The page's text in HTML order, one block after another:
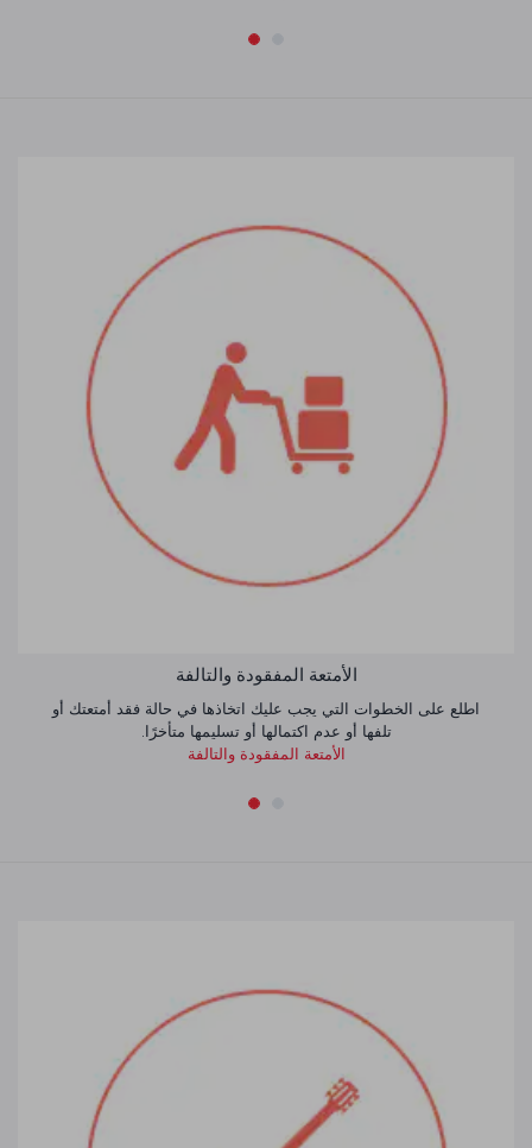
الأمتعة المفقودة والتالفة
اطلع على الخطوات التي يجب عليك اتخاذها في حالة فقد أمتعتك أو
تلفها أو عدم اكتمالها أو تسليمها متأخرًا.
الأمتعة المفقودة والتالفة